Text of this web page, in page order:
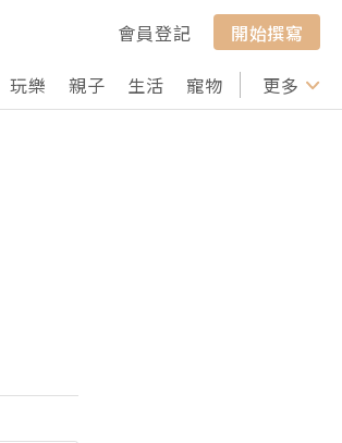
會員登記
開始撰寫
玩樂 親子 生活 寵物 行山 打卡
更多